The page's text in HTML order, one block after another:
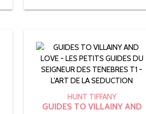
HUNT TIFFANY
GUIDES TO VILLAINY AND